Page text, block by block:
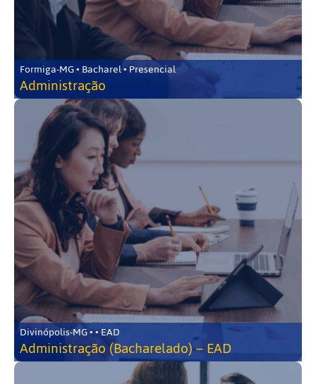
Formiga-MG • Bacharel • Presencial
Administração
Divinópolis-MG • • EAD
Administração (Bacharelado) – EAD